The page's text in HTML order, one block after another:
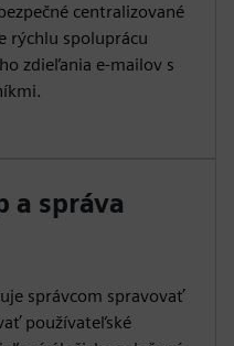
centralizované
rýchlu spoluprácu
zdieľania e-mailov s
a správa
správcom spravovať
používateľské